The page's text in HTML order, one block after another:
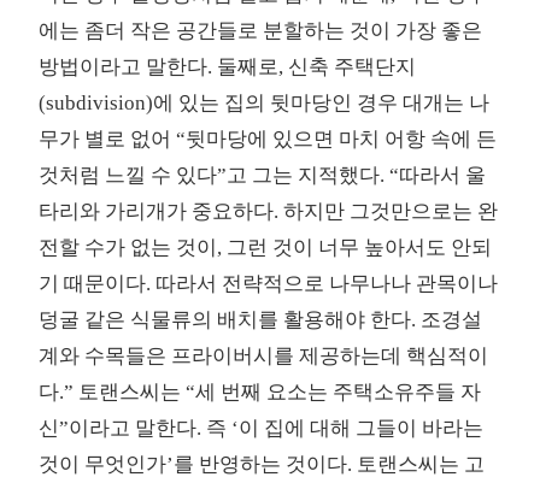
에는 좀더 작은 공간들로 분할하는 것이 가장 좋은
방법이라고 말한다. 둘째로, 신축 주택단지
(subdivision)에 있는 집의 뒷마당인 경우 대개는 나
무가 별로 없어 “뒷마당에 있으면 마치 어항 속에 든
것처럼 느낄 수 있다”고 그는 지적했다. “따라서 울
타리와 가리개가 중요하다. 하지만 그것만으로는 완
전할 수가 없는 것이, 그런 것이 너무 높아서도 안되
기 때문이다. 따라서 전략적으로 나무나나 관목이나
덩굴 같은 식물류의 배치를 활용해야 한다. 조경설
계와 수목들은 프라이버시를 제공하는데 핵심적이
다.” 토랜스씨는 “세 번째 요소는 주택소유주들 자
신”이라고 말한다. 즉 ‘이 집에 대해 그들이 바라는
것이 무엇인가’를 반영하는 것이다. 토랜스씨는 고